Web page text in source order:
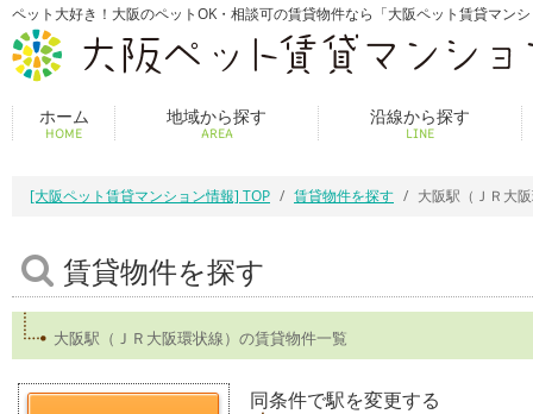
ペット大好き！大阪のペットOK・相談可の賃貸物件なら「大阪ペット賃貸マン
ホーム
HOME
地域から探す
AREA
沿線から探す
LINE
[大阪ペット賃貸マンション情報] TOP 賃貸物件を探す 大阪駅（ＪＲ大
賃貸物件を探す
大阪駅（ＪＲ大阪環状線）の賃貸物件一覧
同条件で駅を変更する